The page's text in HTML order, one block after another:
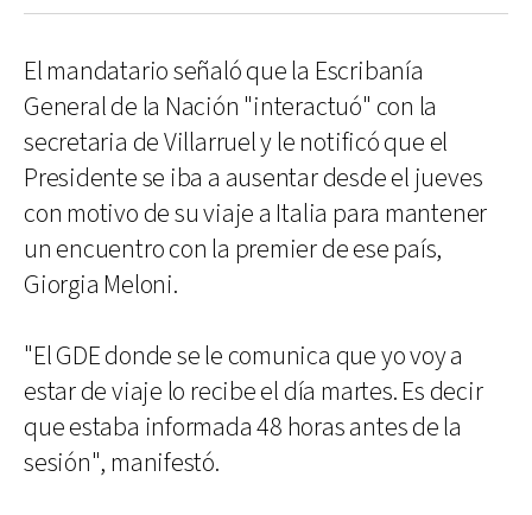
El mandatario señaló que la Escribanía
General de la Nación "interactuó" con la
secretaria de Villarruel y le notificó que el
Presidente se iba a ausentar desde el jueves
con motivo de su viaje a Italia para mantener
un encuentro con la premier de ese país,
Giorgia Meloni.
"El GDE donde se le comunica que yo voy a
estar de viaje lo recibe el día martes. Es decir
que estaba informada 48 horas antes de la
sesión", manifestó.